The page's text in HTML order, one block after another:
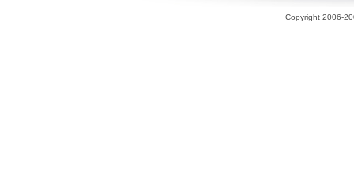
Copyright 2006-